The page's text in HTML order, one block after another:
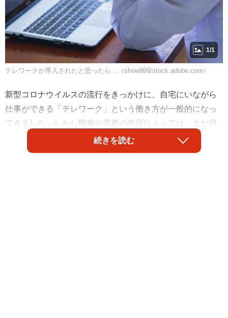
1/1
テレワークが導入されたと思ったら…（show999/stock.adobe.com）
新型コロナウイルスの流行をきっかけに、自宅にいながら
仕事ができる「テレワーク」という働き方が一般的になっ
てきました。しかし職種や業務の内容によっては、まだ簡
単に移行できないことも多いようです。シングルマザーのN
さんが勤める会社では、テレワークの導入で、かえって困
続きを読む